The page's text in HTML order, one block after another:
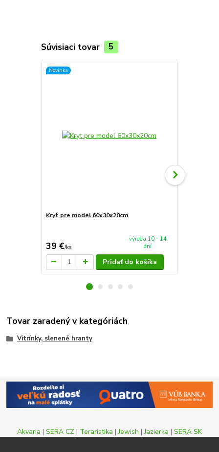
Súvisiaci tovar 5
Novinka
Kryt pre model 60x30x20cm
39 €/ks
výroba 10 - 14
dní
Pridať do košíka
Tovar zaradený v kategóriách
Vitrínky, slenené hranty
Akvaria | SERA CZ | Teraristika |Jewish |Jazierka | SERA SK